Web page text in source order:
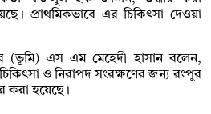
প্রাথমিকভাবে এর চিকিৎসা দেওয়া
(ভূমি) এস এম মেহেদী হাসান বলেন,
ও নিরাপদ সংরক্ষণের জন্য রংপুর
করা হয়েছে।